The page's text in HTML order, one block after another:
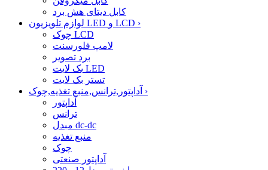
کابل دیتای هش برد
لوازم تلویزیون LED و LCD ›
چوک LCD
لامپ فلورسنت
برد تصویر
بک لایت LED
تستر بک لایت
›
آداپتور
ترانس
مبدل dc-dc
منبع تغذیه
چوک
آداپتور صنعتی